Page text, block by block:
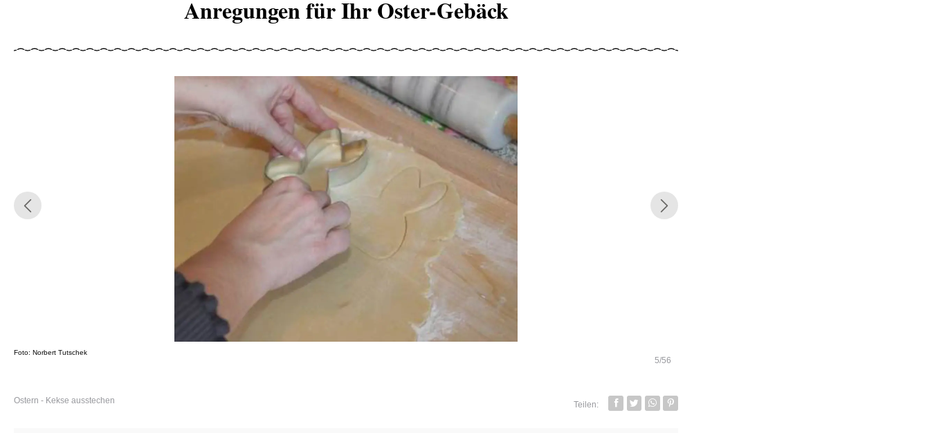
Anregungen für Ihr Oster-Gebäck
Foto: Norbert Tutschek
5/56
Ostern - Kekse ausstechen Teilen:
Facebook
TwitterWhatsapp senden
Pin it